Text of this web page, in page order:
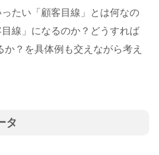
たい「顧客目線」とは何なの
線」になるのか？どうすれば
？を具体例も交えながら考え
タ